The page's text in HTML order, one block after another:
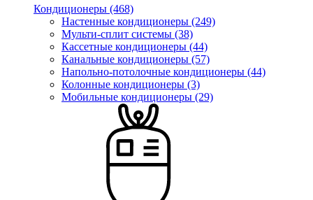
Кондиционеры (468)
Настенные кондиционеры (249)
Мульти-сплит системы (38)
Кассетные кондиционеры (44)
Канальные кондиционеры (57)
Напольно-потолочные кондиционеры (44)
Колонные кондиционеры (3)
Мобильные кондиционеры (29)